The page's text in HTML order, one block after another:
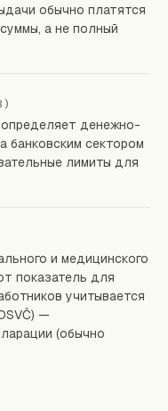
обычно платятся
а не полный
определяет денежно-
банковским сектором
лимиты для
и медицинского
показатель для
учитывается
—
(обычно